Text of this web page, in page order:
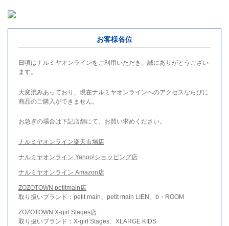
お客様各位
日頃はナルミヤオンラインをご利用いただき、誠にありがとうござい
ます。
大変混みあっており、現在ナルミヤオンラインへのアクセスならびに
商品のご購入ができません。
お急ぎの場合は下記店舗にて、お買い求めください。
ナルミヤオンライン楽天市場店
ナルミヤオンライン Yahoo!ショッピング店
ナルミヤオンライン Amazon店
ZOZOTOWN petitmain店
取り扱いブランド：petit main、petit main LIEN、b・ROOM
ZOZOTOWN X-girl Stages店
取り扱いブランド：X-girl Stages、XLARGE KIDS